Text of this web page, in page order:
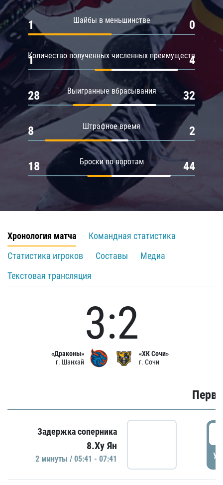
Шайбы в меньшинстве
1 0
Количество полученных численных преимуществ
1 4
Выигранные вбрасывания
28 32
Штрафное время
8 2
Броски по воротам
18 44
Хронология матча
Командная статистика
Статистика игроков
Составы
Медиа
Текстовая трансляция
«Драконы»
г. Шанхай
3:2
«ХК Сочи»
г. Сочи
Задержка соперника
8.Ху Ян
2 минуты / 05:41 - 07:41